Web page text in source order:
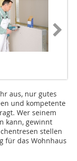
aus, nur gutes
und kompetente
Wer seinem
kann, gewinnt
stellen
für das Wohnhaus